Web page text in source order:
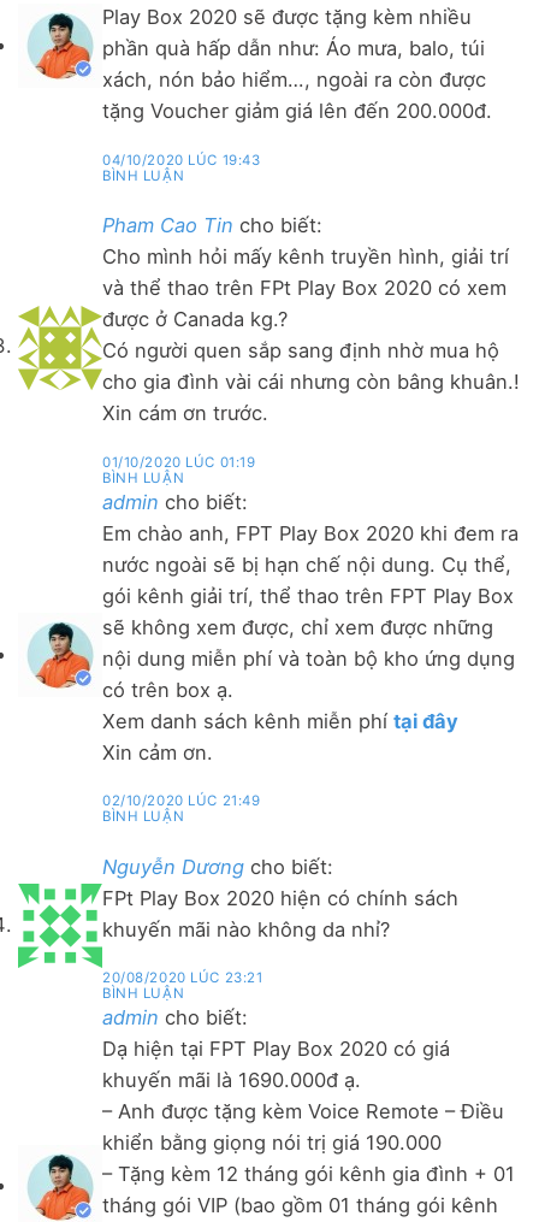
Play Box 2020 sẽ được tặng kèm nhiều
phần quà hấp dẫn như: Áo mưa, balo, túi
xách, nón bảo hiểm…, ngoài ra còn được
tặng Voucher giảm giá lên đến 200.000đ.
04/10/2020 LÚC 19:43
BÌNH LUẬN
Pham Cao Tin cho biết:
Cho mình hỏi mấy kênh truyền hình, giải trí
và thể thao trên FPt Play Box 2020 có xem
được ở Canada kg.?
Có người quen sắp sang định nhờ mua hộ
cho gia đình vài cái nhưng còn bâng khuân.!
Xin cám ơn trước.
01/10/2020 LÚC 01:19
BÌNH LUẬN
admin cho biết:
Em chào anh, FPT Play Box 2020 khi đem ra
nước ngoài sẽ bị hạn chế nội dung. Cụ thể,
gói kênh giải trí, thể thao trên FPT Play Box
sẽ không xem được, chỉ xem được những
nội dung miễn phí và toàn bộ kho ứng dụng
có trên box ạ.
Xem danh sách kênh miễn phí tại đây
Xin cảm ơn.
02/10/2020 LÚC 21:49
BÌNH LUẬN
Nguyễn Dương cho biết:
FPt Play Box 2020 hiện có chính sách
khuyến mãi nào không da nhỉ?
20/08/2020 LÚC 23:21
BÌNH LUẬN
admin cho biết:
Dạ hiện tại FPT Play Box 2020 có giá
khuyến mãi là 1690.000đ ạ.
– Anh được tặng kèm Voice Remote – Điều
khiển bằng giọng nói trị giá 190.000
– Tặng kèm 12 tháng gói kênh gia đình + 01
tháng gói VIP (bao gồm 01 tháng gói kênh